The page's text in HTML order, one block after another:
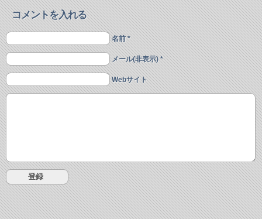
コメントを入れる
名前 *
メール(非表示) *
Webサイト